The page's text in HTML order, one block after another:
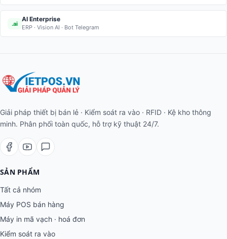
.ai
AI Enterprise
ERP · Vision AI · Bot Telegram
Giải pháp thiết bị bán lẻ · Kiểm soát ra vào · RFID · Kệ kho thông
minh. Phân phối toàn quốc, hỗ trợ kỹ thuật 24/7.
SẢN PHẨM
Tất cả nhóm
Máy POS bán hàng
Máy in mã vạch · hoá đơn
Kiểm soát ra vào